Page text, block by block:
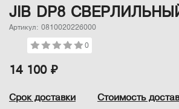
JIB DP8
Артикул: 0810020226000
0
14 100 ₽
Срок доставки
Стоимость